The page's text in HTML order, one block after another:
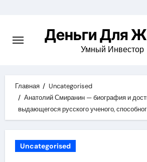
содержимомуДеньги Для
Умный Инвестор
Главная
Uncategorised
Анатолий Смиранин — биография и
выдающегося русского ученого,
Uncategorised